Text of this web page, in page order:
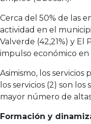
Cerca del 50% de las
actividad en el
Valverde (42,21%) y El
impulso económico en
Asimismo, los servicios
los servicios (2) son
mayor número de
Formación y